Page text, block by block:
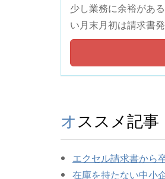
少し業務に余裕があ
い月末月初は請求書
オススメ記事
エクセル請求書から
在庫を持たない中小